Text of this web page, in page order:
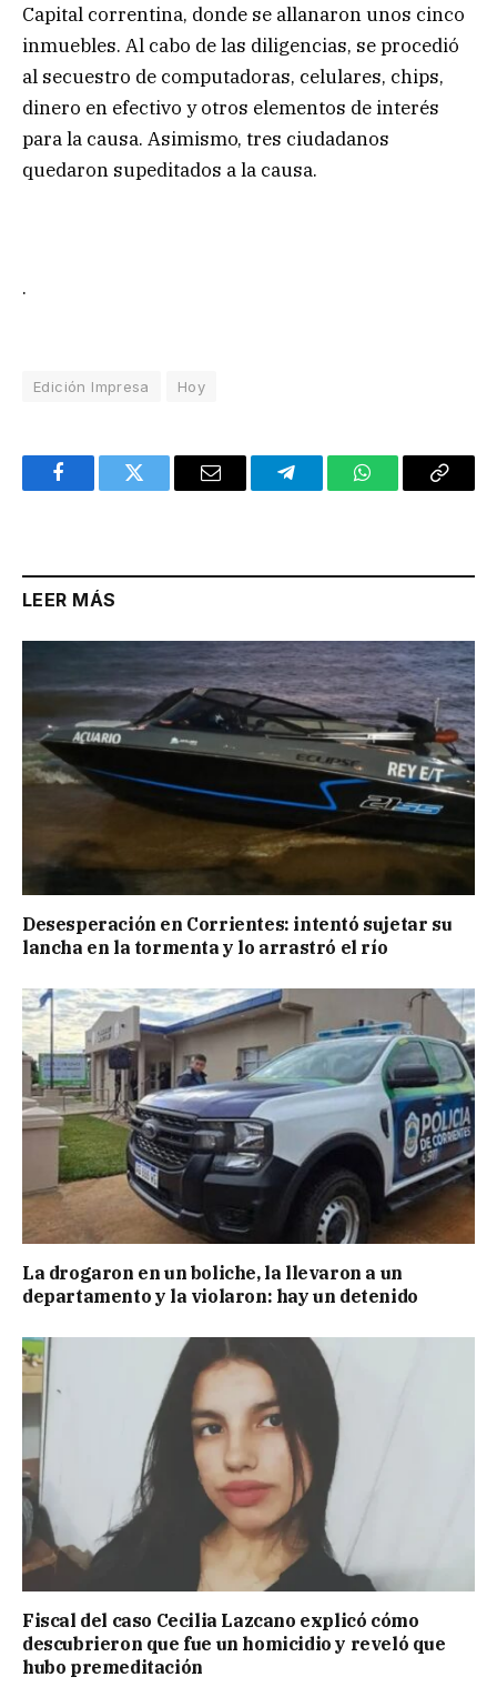
Capital correntina, donde se allanaron unos cinco
inmuebles. Al cabo de las diligencias, se procedió
al secuestro de computadoras, celulares, chips,
dinero en efectivo y otros elementos de interés
para la causa. Asimismo, tres ciudadanos
quedaron supeditados a la causa.
.
Edición Impresa Hoy
FacebookTwitter Email TelegramWhatsAppCopy
LEER MÁS
Desesperación en Corrientes: intentó sujetar su
lancha en la tormenta y lo arrastró el río
La drogaron en un boliche, la llevaron a un
departamento y la violaron: hay un detenido
Fiscal del caso Cecilia Lazcano explicó cómo
descubrieron que fue un homicidio y reveló que
hubo premeditación